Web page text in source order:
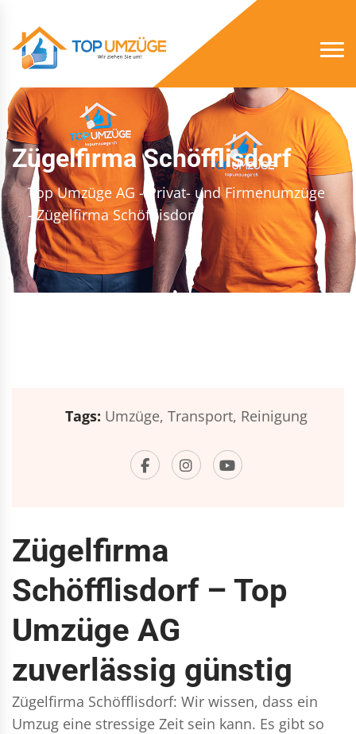
Zügelfirma Schöfflisdorf
Top Umzüge AG - Privat- und Firmenumzüge
- Zügelfirma Schöfflisdorf
Tags: Umzüge, Transport, Reinigung
Zügelfirma
Schöfflisdorf – Top
Umzüge AG
zuverlässig günstig
Zügelfirma Schöfflisdorf: Wir wissen, dass ein
Umzug eine stressige Zeit sein kann. Es gibt so